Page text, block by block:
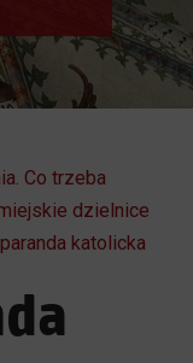
Toruń
Co trzeba
dzielnice
katolicka